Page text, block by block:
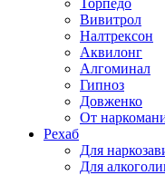
Торпедо
Вивитрол
Налтрексон
Аквилонг
Алгоминал
Гипноз
Довженко
От
Рехаб
Для
Для